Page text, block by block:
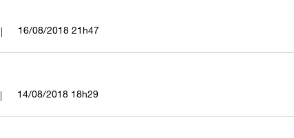
‎16/08/2018 21h47
‎14/08/2018 18h29